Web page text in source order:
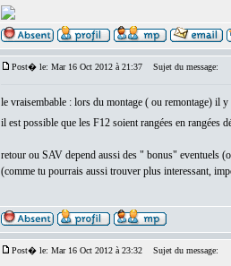
Post� le: Mar 16 Oct 2012 à 21:37 Sujet du message:
le vraisembable : lors du montage ( ou remontage) il
il est possible que les F12 soient rangées en rangées
retour ou SAV depend aussi des " bonus" eventuels
(comme tu pourrais aussi trouver plus interessant,
Post� le: Mar 16 Oct 2012 à 23:32 Sujet du message: